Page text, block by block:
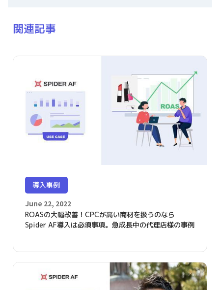
関連記事
導入事例
June 22, 2022
ROASの大幅改善！CPCが高い商材を扱うのなら
Spider AF導入は必須事項。急成長中の代理店様の事例